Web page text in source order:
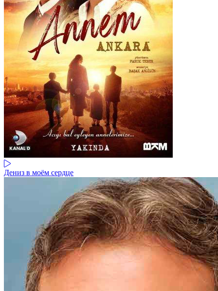
Дениз в моём сердце